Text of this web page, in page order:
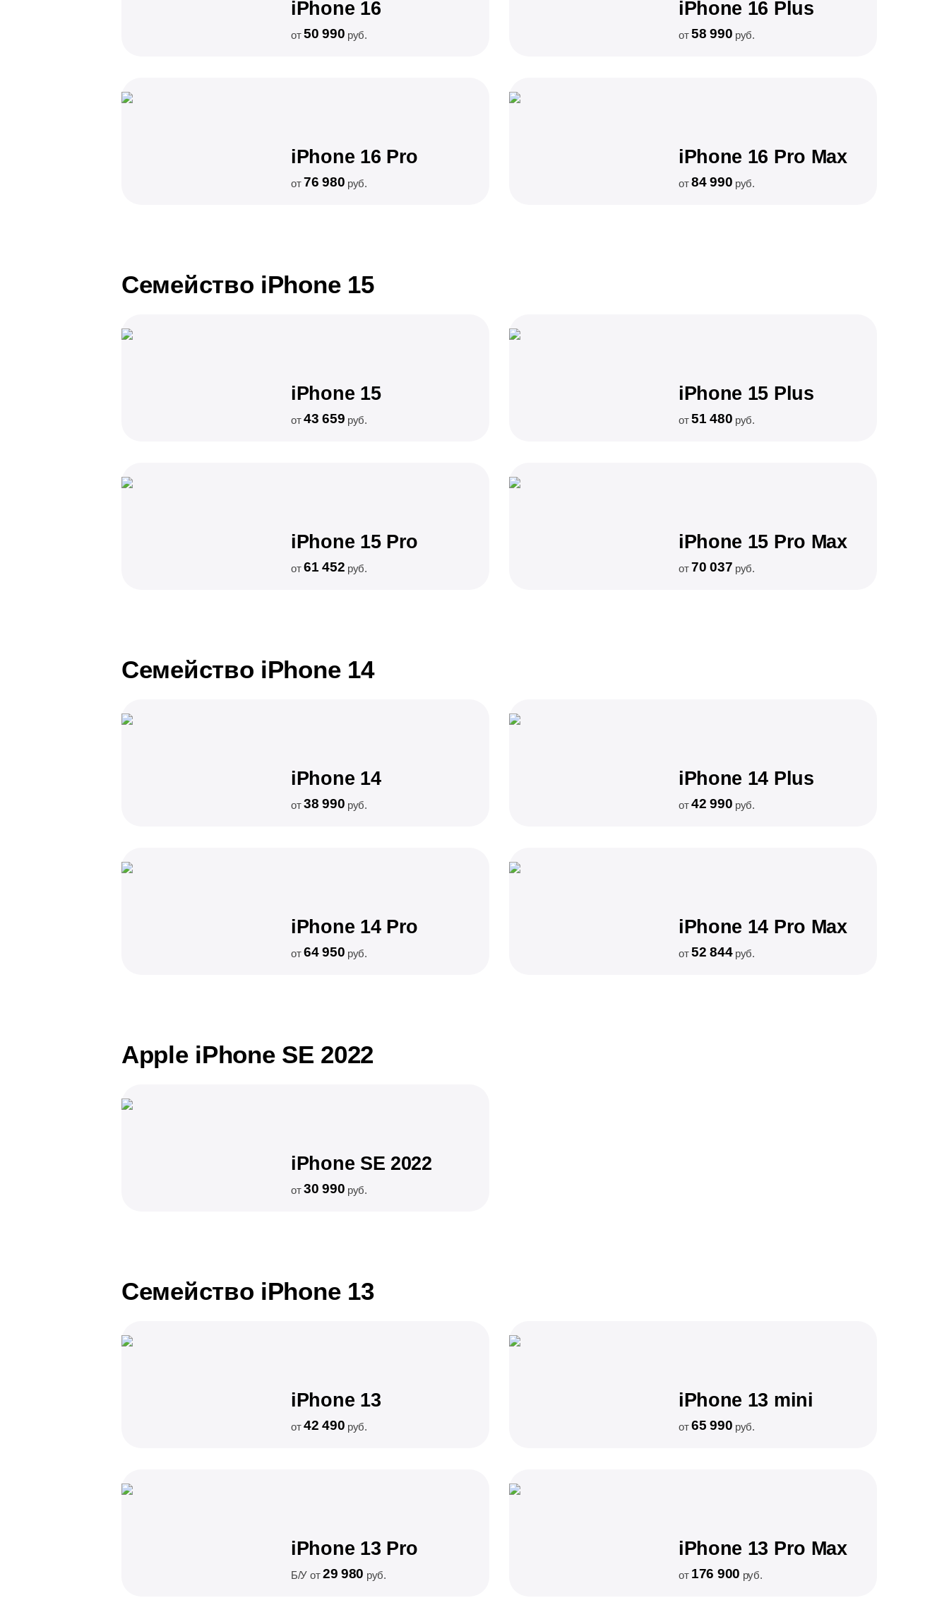
iPhone 16
от50 990 руб.
iPhone 16 Plus
от58 990 руб.
iPhone 16 Pro
от76 980 руб.
iPhone 16 Pro Max
от84 990 руб.
Семейство iPhone 15
iPhone 15
от43 659 руб.
iPhone 15 Plus
от51 480 руб.
iPhone 15 Pro
от61 452 руб.
iPhone 15 Pro Max
от70 037 руб.
Семейство iPhone 14
iPhone 14
от38 990 руб.
iPhone 14 Plus
от42 990 руб.
iPhone 14 Pro
от64 950 руб.
iPhone 14 Pro Max
от52 844руб.
Apple iPhone SE 2022
iPhone SE 2022
от30 990 руб.
Семейство iPhone 13
iPhone 13
от42 490 руб.
iPhone 13 mini
от65 990 руб.
iPhone 13 Pro
Б/У от29 980 руб.
iPhone 13 Pro Max
от 176 900 руб.